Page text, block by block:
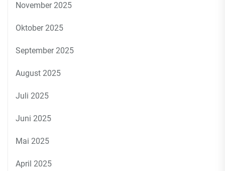
November 2025
Oktober 2025
September 2025
August 2025
Juli 2025
Juni 2025
Mai 2025
April 2025